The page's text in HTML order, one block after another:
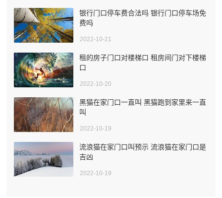
银行门口停车费合法吗 银行门口停车场免
费吗
2022-10-21
租的房子门口对楼梯口 租房间门对下楼梯
口
2022-10-20
黑猫在家门口一直叫 黑猫跑到家里来一直
叫
2022-10-19
流浪猫在家门口叫预示 流浪猫在家门口是
吉凶
2022-10-19